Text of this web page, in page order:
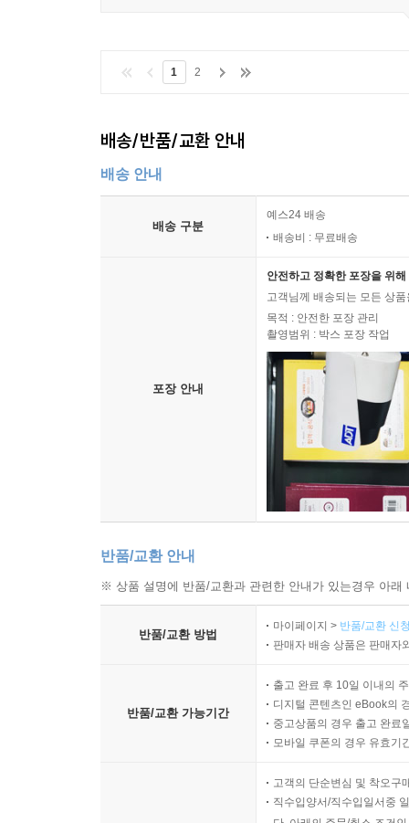
1 2
배송/반품/교환 안내
배송 안내
배송 구분
예스24 배송
배송비 : 무료배송
포장 안내
안전하고 정확한 포장을 위
고객님께 배송되는 모든 상
목적 : 안전한 포장 관리
촬영범위 : 박스 포장 작업
반품/교환 안내
※ 상품 설명에 반품/교환과 관련한 안내가 있는경우 아
반품/교환 방법
마이페이지 > 반품/교환 신
판매자 배송 상품은 판매자
반품/교환 가능기간
출고 완료 후 10일 이내의
디지털 콘텐츠인 eBook의
중고상품의 경우 출고 완료
모바일 쿠폰의 경우 유효기
고객의 단순변심 및 착오구
직수입양서/직수입일서중